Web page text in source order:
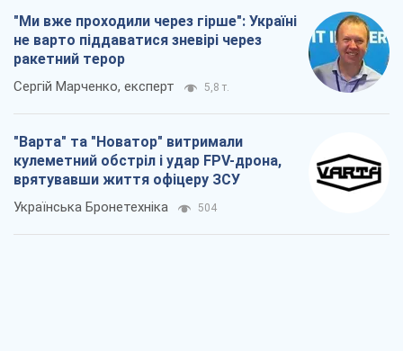
"Ми вже проходили через гірше": Україні
не варто піддаватися зневірі через
ракетний терор
Сергій Марченко, експерт 5,8 т.
"Варта" та "Новатор" витримали
кулеметний обстріл і удар FPV-дрона,
врятувавши життя офіцеру ЗСУ
Українська Бронетехніка 504